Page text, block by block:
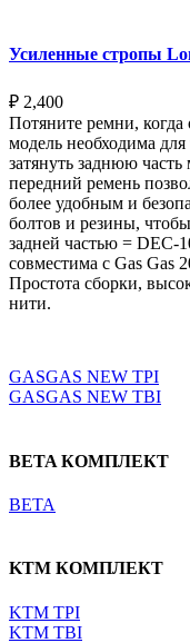
Усиленные стропы
₽ 2,400
Потяните ремни, когда
модель необходима
затянуть заднюю
передний ремень
более удобным и
болтов и резины,
задней частью = DEC-
совместима с Gas Gas
Простота сборки,
нити.
GASGAS NEW TPI
GASGAS NEW TBI
BETA КОМПЛЕКТ
BETA
KTM КОМПЛЕКТ
KTM TPI
KTM TBI